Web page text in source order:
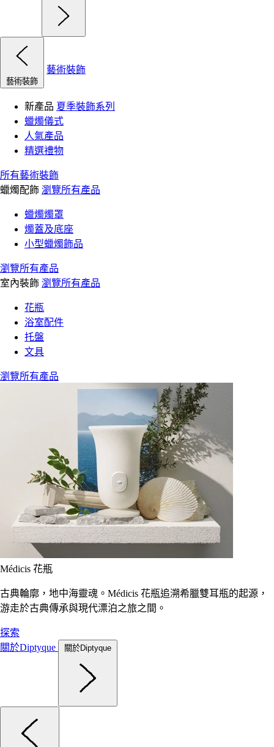
藝術裝飾
藝術裝飾
新產品 夏季裝飾系列
蠟燭儀式
人氣產品
精選禮物
所有藝術裝飾
蠟燭配飾 瀏覽所有產品
蠟燭燭罩
燭蓋及底座
小型蠟燭飾品
瀏覽所有產品
室內裝飾 瀏覽所有產品
花瓶
浴室配件
托盤
文具
瀏覽所有產品
Médicis 花瓶
古典輪廓，地中海靈魂。Médicis 花瓶追溯希臘雙耳瓶的起源，
游走於古典傳承與現代漂泊之旅之間。
探索
關於Diptyque
關於Diptyque